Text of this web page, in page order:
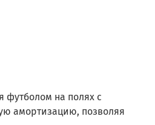
футболом на полях с
амортизацию, позволяя